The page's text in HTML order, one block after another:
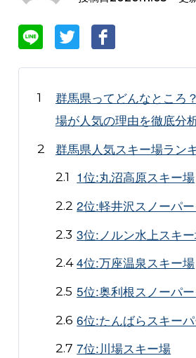
群馬県ってどんなところ
場が人気の理由を徹底分
群馬県人気スキー場ラン
1位:丸沼高原スキー場
2位:軽井沢スノーパー
3位:ノルン水上スキ
4位:万座温泉スキー場
5位:奥利根スノーパー
6位:たんばらスキー
7位:川場スキー場